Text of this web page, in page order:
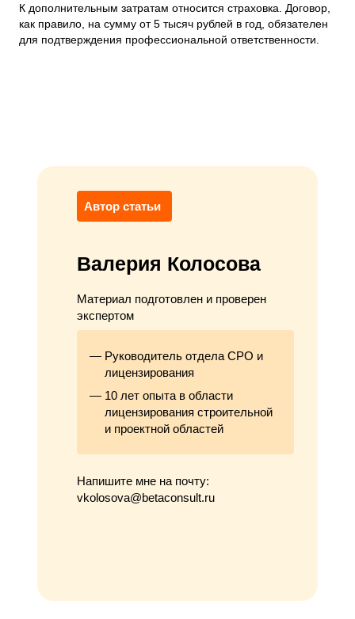
К дополнительным затратам относится страховка. Договор,
как правило, на сумму от 5 тысяч рублей в год, обязателен
для подтверждения профессиональной ответственности.
Автор статьи
Валерия Колосова
Материал подготовлен и проверен
экспертом
Руководитель отдела СРО и
лицензирования
10 лет опыта в области
лицензирования строительной
и проектной областей
Напишите мне на почту:
vkolosova@betaconsult.ru